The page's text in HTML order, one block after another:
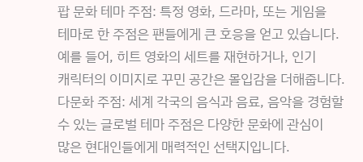
팝 문화 테마 주점: 특정 영화, 드라마, 또는 게임을
테마로 한 주점은 팬들에게 큰 호응을 얻고 있습니다.
예를 들어, 히트 영화의 세트를 재현하거나, 인기
캐릭터의 이미지로 꾸민 공간은 몰입감을 더해줍니다.
다문화 주점: 세계 각국의 음식과 음료, 음악을 경험할
수 있는 글로벌 테마 주점은 다양한 문화에 관심이
많은 현대인들에게 매력적인 선택지입니다.